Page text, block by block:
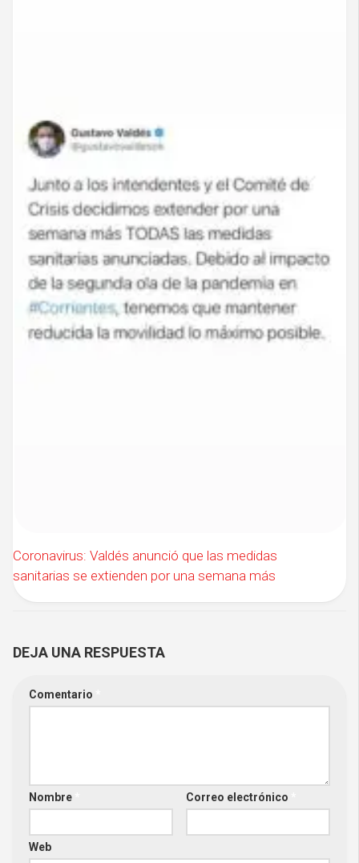
Coronavirus: Valdés anunció que las medidas
sanitarias se extienden por una semana más
DEJA UNA RESPUESTA
Comentario
Nombre Correo electrónico
Web